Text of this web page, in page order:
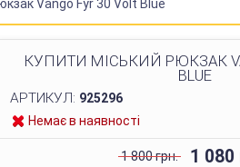
Vango Fyr 30 Volt Blue
КУПИТИ МІСЬКИЙ РЮКЗАК
BLUE
АРТИКУЛ: 925296
Немає в наявності
1 800 грн. 1 080